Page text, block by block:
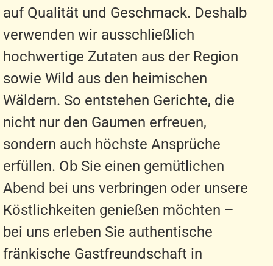
auf Qualität und Geschmack. Deshalb
verwenden wir ausschließlich
hochwertige Zutaten aus der Region
sowie Wild aus den heimischen
Wäldern. So entstehen Gerichte, die
nicht nur den Gaumen erfreuen,
sondern auch höchste Ansprüche
erfüllen. Ob Sie einen gemütlichen
Abend bei uns verbringen oder unsere
Köstlichkeiten genießen möchten –
bei uns erleben Sie authentische
fränkische Gastfreundschaft in